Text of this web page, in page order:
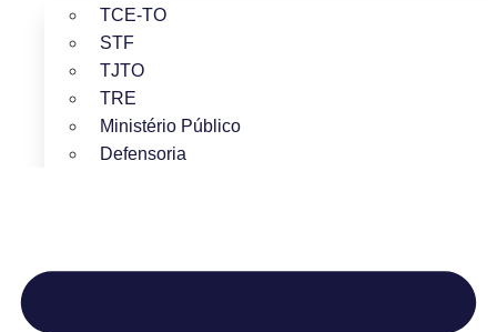
TCE-TO
STF
TJTO
TRE
Ministério Público
Defensoria